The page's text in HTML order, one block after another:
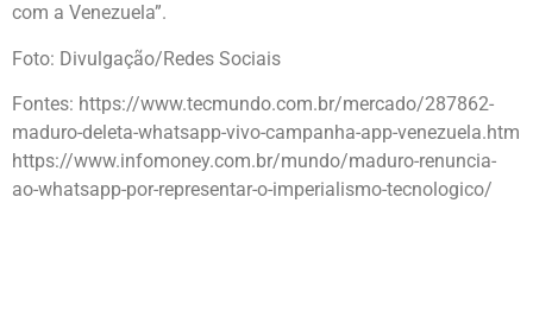
com a Venezuela”.
Foto: Divulgação/Redes Sociais
Fontes: https://www.tecmundo.com.br/mercado/287862-
maduro-deleta-whatsapp-vivo-campanha-app-venezuela.htm
https://www.infomoney.com.br/mundo/maduro-renuncia-
ao-whatsapp-por-representar-o-imperialismo-tecnologico/